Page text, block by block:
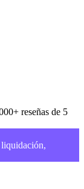
reseñas de 5
liquidación,